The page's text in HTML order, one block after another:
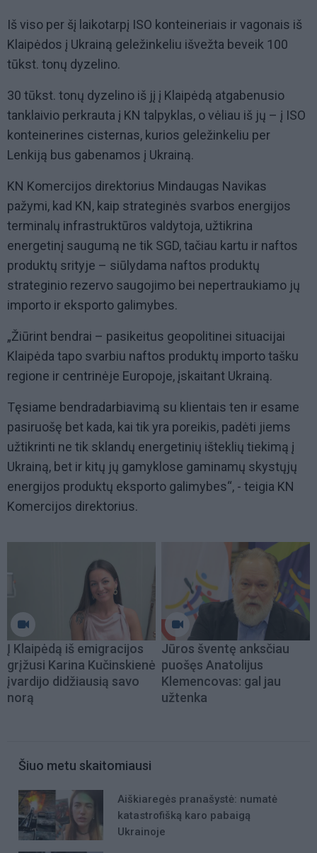
Iš viso per šį laikotarpį ISO konteineriais ir vagonais iš
Klaipėdos į Ukrainą geležinkeliu išvežta beveik 100
tūkst. tonų dyzelino.
30 tūkst. tonų dyzelino iš jį į Klaipėdą atgabenusio
tanklaivio perkrauta į KN talpyklas, o vėliau iš jų – į ISO
konteinerines cisternas, kurios geležinkeliu per
Lenkiją bus gabenamos į Ukrainą.
KN Komercijos direktorius Mindaugas Navikas
pažymi, kad KN, kaip strateginės svarbos energijos
terminalų infrastruktūros valdytoja, užtikrina
energetinį saugumą ne tik SGD, tačiau kartu ir naftos
produktų srityje – siūlydama naftos produktų
strateginio rezervo saugojimo bei nepertraukiamo jų
importo ir eksporto galimybes.
„Žiūrint bendrai – pasikeitus geopolitinei situacijai
Klaipėda tapo svarbiu naftos produktų importo tašku
regione ir centrinėje Europoje, įskaitant Ukrainą.
Tęsiame bendradarbiavimą su klientais ten ir esame
pasiruošę bet kada, kai tik yra poreikis, padėti jiems
užtikrinti ne tik sklandų energetinių išteklių tiekimą į
Ukrainą, bet ir kitų jų gamyklose gaminamų skystųjų
energijos produktų eksporto galimybes“, - teigia KN
Komercijos direktorius.
Į Klaipėdą iš emigracijos
grįžusi Karina Kučinskienė
įvardijo didžiausią savo
norą
Jūros šventę anksčiau
puošęs Anatolijus
Klemencovas: gal jau
užtenka
Šiuo metu skaitomiausi
Aiškiaregės pranašystė: numatė
katastrofišką karo pabaigą
Ukrainoje